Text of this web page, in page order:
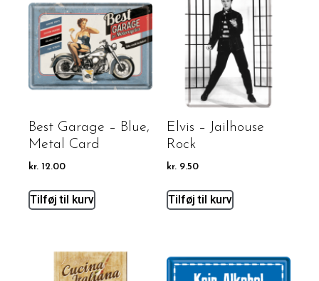
Best Garage – Blue,
Metal Card
kr. 12.00
Tilføj til kurv
Elvis – Jailhouse
Rock
kr. 9.50
Tilføj til kurv